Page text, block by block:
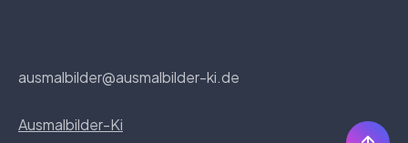
ausmalbilder@ausmalbilder-ki.de
Ausmalbilder-Ki